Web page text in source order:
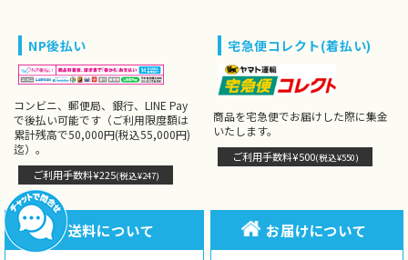
NP後払い
コンビニ、郵便局、銀行、LINE Pay
で後払い可能です（ご利用限度額は
累計残高で50,000円(税込55,000円)
迄）。
ご利用手数料¥225(税込¥247)
宅急便コレクト(着払い)
商品を宅急便でお届けした際に集金
いたします。
ご利用手数料¥500(税込¥550)
送料について お届けについて